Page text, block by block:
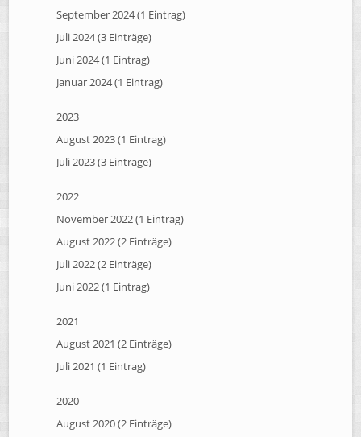
September 2024 (1 Eintrag)
Juli 2024 (3 Einträge)
Juni 2024 (1 Eintrag)
Januar 2024 (1 Eintrag)
2023
August 2023 (1 Eintrag)
Juli 2023 (3 Einträge)
2022
November 2022 (1 Eintrag)
August 2022 (2 Einträge)
Juli 2022 (2 Einträge)
Juni 2022 (1 Eintrag)
2021
August 2021 (2 Einträge)
Juli 2021 (1 Eintrag)
2020
August 2020 (2 Einträge)